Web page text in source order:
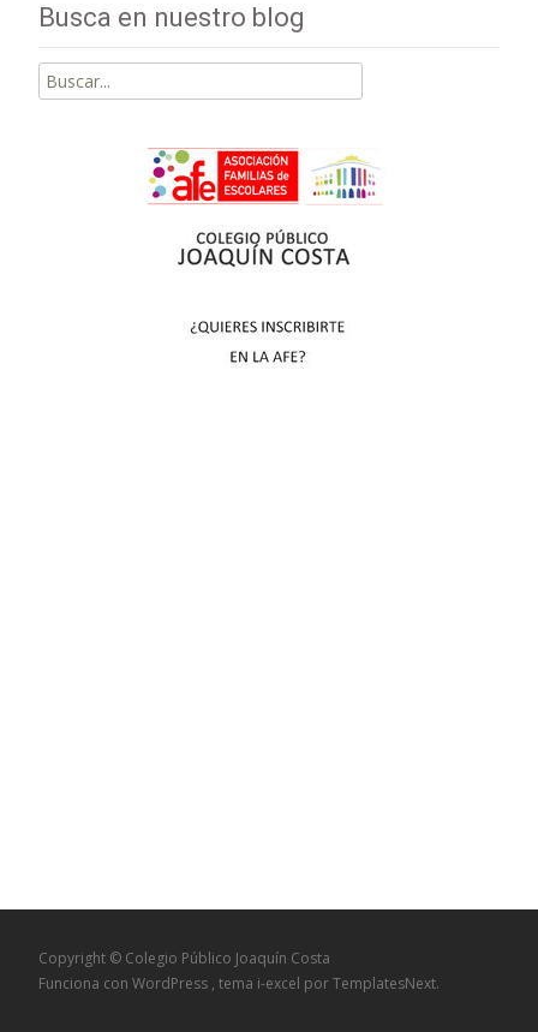
Busca en nuestro blog
Buscar
por:
Copyright © Colegio Público Joaquín Costa
Funciona con WordPress , tema i-excel por TemplatesNext.